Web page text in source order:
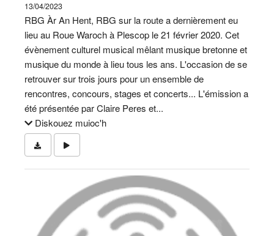
13/04/2023
RBG Àr An Hent, RBG sur la route a dernièrement eu
lieu au Roue Waroch à Plescop le 21 février 2020. Cet
évènement culturel musical mêlant musique bretonne et
musique du monde à lieu tous les ans. L'occasion de se
retrouver sur trois jours pour un ensemble de
rencontres, concours, stages et concerts... L'émission a
été présentée par Claire Peres et...
Diskouez muioc'h